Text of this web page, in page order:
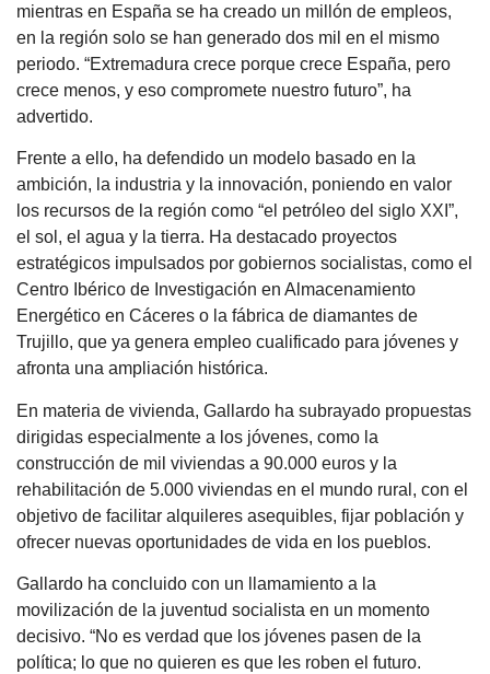
mientras en España se ha creado un millón de empleos,
en la región solo se han generado dos mil en el mismo
periodo. “Extremadura crece porque crece España, pero
crece menos, y eso compromete nuestro futuro”, ha
advertido.
Frente a ello, ha defendido un modelo basado en la
ambición, la industria y la innovación, poniendo en valor
los recursos de la región como “el petróleo del siglo XXI”,
el sol, el agua y la tierra. Ha destacado proyectos
estratégicos impulsados por gobiernos socialistas, como el
Centro Ibérico de Investigación en Almacenamiento
Energético en Cáceres o la fábrica de diamantes de
Trujillo, que ya genera empleo cualificado para jóvenes y
afronta una ampliación histórica.
En materia de vivienda, Gallardo ha subrayado propuestas
dirigidas especialmente a los jóvenes, como la
construcción de mil viviendas a 90.000 euros y la
rehabilitación de 5.000 viviendas en el mundo rural, con el
objetivo de facilitar alquileres asequibles, fijar población y
ofrecer nuevas oportunidades de vida en los pueblos.
Gallardo ha concluido con un llamamiento a la
movilización de la juventud socialista en un momento
decisivo. “No es verdad que los jóvenes pasen de la
política; lo que no quieren es que les roben el futuro.